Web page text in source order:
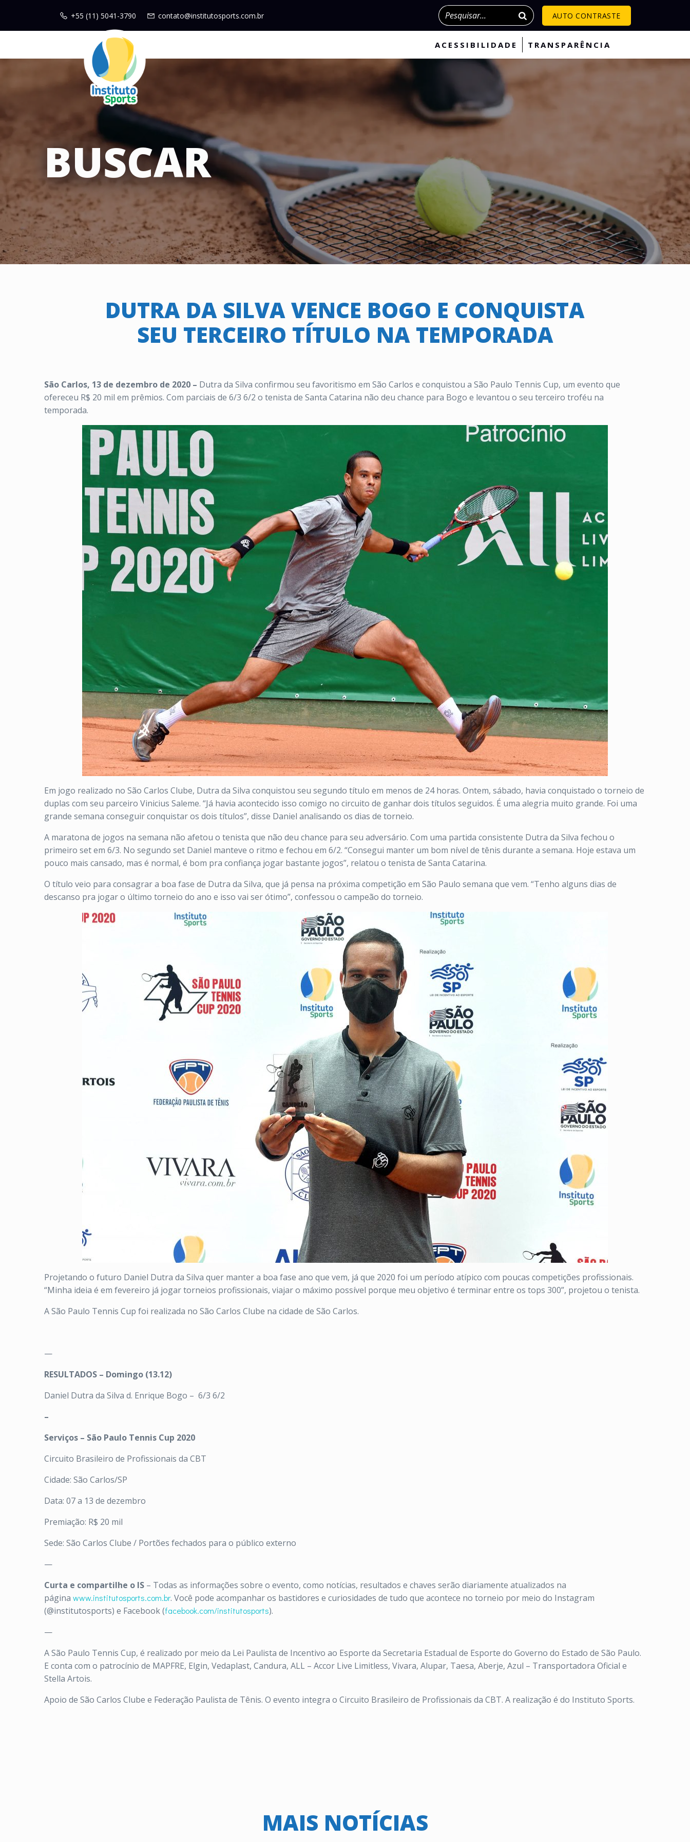
+55 (11) 5041-3790 contato@institutosports.com.br Pesquisar AUTO CONTRASTE
ACESSIBILIDADE TRANSPARÊNCIA
BUSCAR
DUTRA DA SILVA VENCE BOGO E CONQUISTA
SEU TERCEIRO TÍTULO NA TEMPORADA
São Carlos, 13 de dezembro de 2020 – Dutra da Silva confirmou seu favoritismo em São Carlos e conquistou a São Paulo Tennis Cup, um evento que
ofereceu R$ 20 mil em prêmios. Com parciais de 6/3 6/2 o tenista de Santa Catarina não deu chance para Bogo e levantou o seu terceiro troféu na
temporada.
Em jogo realizado no São Carlos Clube, Dutra da Silva conquistou seu segundo título em menos de 24 horas. Ontem, sábado, havia conquistado o torneio de
duplas com seu parceiro Vinicius Saleme. “Já havia acontecido isso comigo no circuito de ganhar dois títulos seguidos. É uma alegria muito grande. Foi uma
grande semana conseguir conquistar os dois títulos”, disse Daniel analisando os dias de torneio.
A maratona de jogos na semana não afetou o tenista que não deu chance para seu adversário. Com uma partida consistente Dutra da Silva fechou o
primeiro set em 6/3. No segundo set Daniel manteve o ritmo e fechou em 6/2. “Consegui manter um bom nível de tênis durante a semana. Hoje estava um
pouco mais cansado, mas é normal, é bom pra confiança jogar bastante jogos”, relatou o tenista de Santa Catarina.
O título veio para consagrar a boa fase de Dutra da Silva, que já pensa na próxima competição em São Paulo semana que vem. “Tenho alguns dias de
descanso pra jogar o último torneio do ano e isso vai ser ótimo”, confessou o campeão do torneio.
Projetando o futuro Daniel Dutra da Silva quer manter a boa fase ano que vem, já que 2020 foi um período atípico com poucas competições profissionais.
“Minha ideia é em fevereiro já jogar torneios profissionais, viajar o máximo possível porque meu objetivo é terminar entre os tops 300”, projetou o tenista.
A São Paulo Tennis Cup foi realizada no São Carlos Clube na cidade de São Carlos.
—
RESULTADOS – Domingo (13.12)
Daniel Dutra da Silva d. Enrique Bogo – 6/3 6/2
–
Serviços – São Paulo Tennis Cup 2020
Circuito Brasileiro de Profissionais da CBT
Cidade: São Carlos/SP
Data: 07 a 13 de dezembro
Premiação: R$ 20 mil
Sede: São Carlos Clube / Portões fechados para o público externo
—
Curta e compartilhe o IS – Todas as informações sobre o evento, como notícias, resultados e chaves serão diariamente atualizados na
página www.institutosports.com.br. Você pode acompanhar os bastidores e curiosidades de tudo que acontece no torneio por meio do Instagram
(@institutosports) e Facebook (facebook.com/institutosports).
—
A São Paulo Tennis Cup, é realizado por meio da Lei Paulista de Incentivo ao Esporte da Secretaria Estadual de Esporte do Governo do Estado de São Paulo.
E conta com o patrocínio de MAPFRE, Elgin, Vedaplast, Candura, ALL – Accor Live Limitless, Vivara, Alupar, Taesa, Aberje, Azul – Transportadora Oficial e
Stella Artois.
Apoio de São Carlos Clube e Federação Paulista de Tênis. O evento integra o Circuito Brasileiro de Profissionais da CBT. A realização é do Instituto Sports.
MAIS NOTÍCIAS